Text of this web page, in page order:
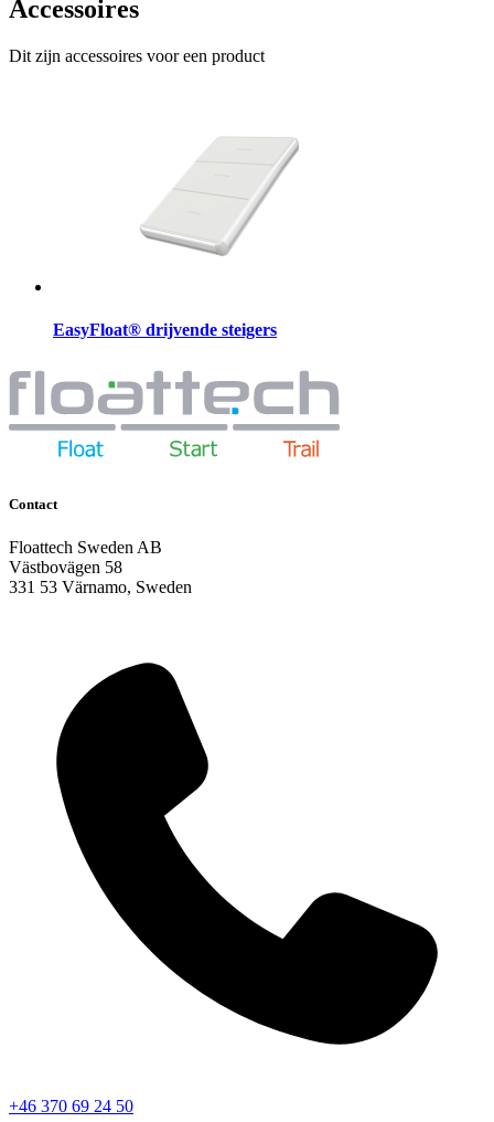
Accessoires
Dit zijn accessoires voor een product
EasyFloat® drijvende steigers
Contact
Floattech Sweden AB
Västbovägen 58
331 53 Värnamo, Sweden
+46 370 69 24 50